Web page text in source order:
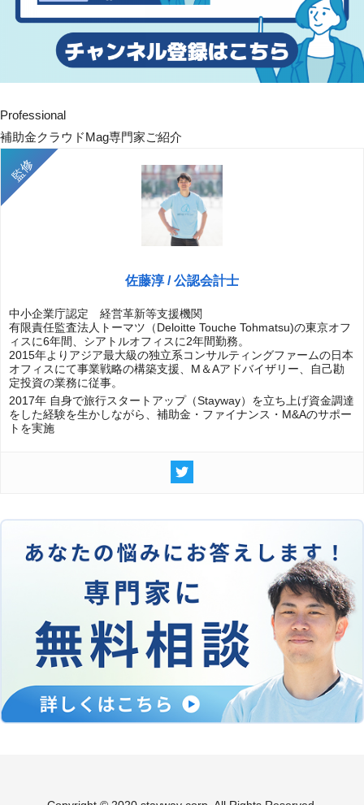
Professional
補助金クラウドMag専門家ご紹介
佐藤淳 / 公認会計士
中小企業庁認定 経営革新等支援機関
有限責任監査法人トーマツ（Deloitte Touche Tohmatsu)の東京オフ
ィスに6年間、シアトルオフィスに2年間勤務。
2015年よりアジア最大級の独立系コンサルティングファームの日本
オフィスにて事業戦略の構築支援、M＆Aアドバイザリー、自己勘
定投資の業務に従事。
2017年 自身で旅行スタートアップ（Stayway）を立ち上げ資金調達
をした経験を生かしながら、補助金・ファイナンス・M&Aのサポー
トを実施